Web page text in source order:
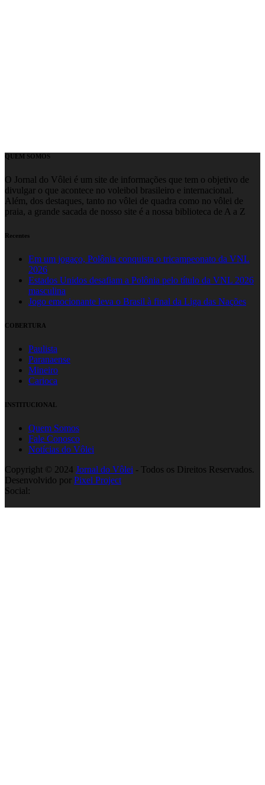
QUEM SOMOS
O Jornal do Vôlei é um site de informações que tem o objetivo de
divulgar o que acontece no voleibol brasileiro e internacional.
Além, dos destaques, tanto no vôlei de quadra como no vôlei de
praia, a grande sacada de nosso site é a nossa biblioteca de A a Z
Recentes
Em um jogaço, Polônia conquista o tricampeonato da VNL
2026
Estados Unidos desafiam a Polônia pelo título da VNL 2026
masculina
Jogo emocionante leva o Brasil à final da Liga das Nações
COBERTURA
Paulista
Paranaense
Mineiro
Carioca
INSTITUCIONAL
Quem Somos
Fale Conosco
Notícias do Vôlei
Copyright © 2024 Jornal do Vôlei - Todos os Direitos Reservados.
Desenvolvido por Pixel Project
Social: